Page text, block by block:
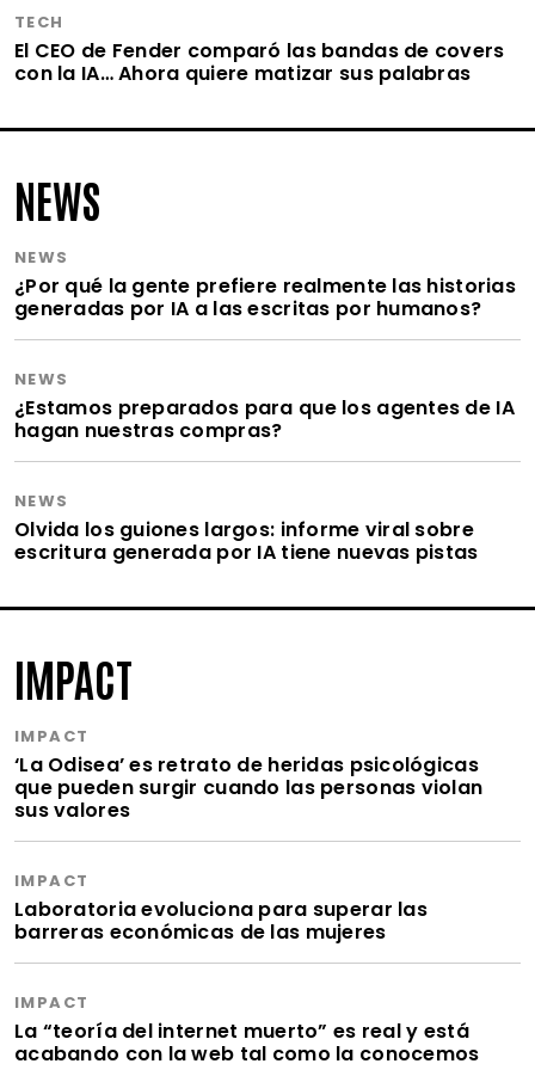
TECH
El CEO de Fender comparó las bandas de covers
con la IA… Ahora quiere matizar sus palabras
NEWS
NEWS
¿Por qué la gente prefiere realmente las historias
generadas por IA a las escritas por humanos?
NEWS
¿Estamos preparados para que los agentes de IA
hagan nuestras compras?
NEWS
Olvida los guiones largos: informe viral sobre
escritura generada por IA tiene nuevas pistas
IMPACT
IMPACT
‘La Odisea’ es retrato de heridas psicológicas
que pueden surgir cuando las personas violan
sus valores
IMPACT
Laboratoria evoluciona para superar las
barreras económicas de las mujeres
IMPACT
La “teoría del internet muerto” es real y está
acabando con la web tal como la conocemos